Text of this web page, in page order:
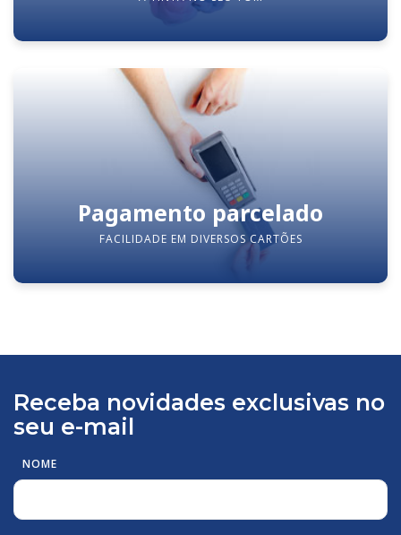
Pagamento parcelado
FACILIDADE EM DIVERSOS CARTÕES
Receba novidades exclusivas no
seu e-mail
NOME